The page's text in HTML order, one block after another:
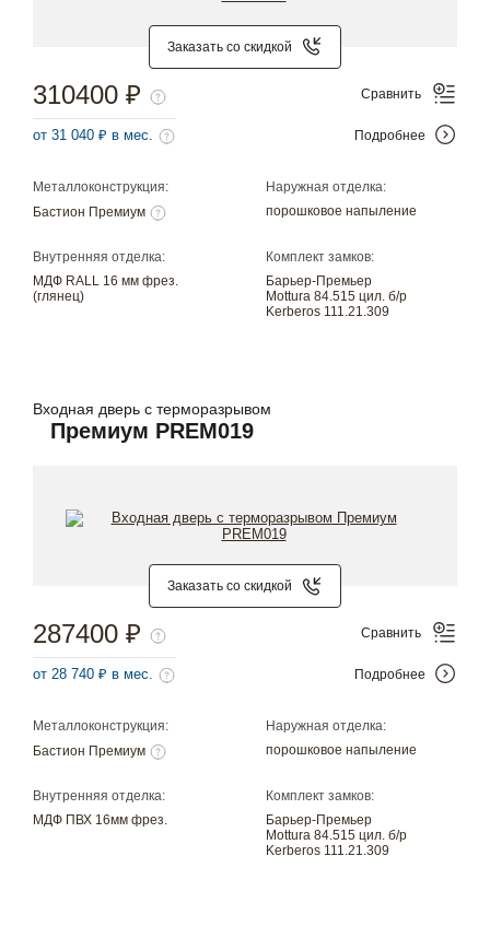
Заказать со скидкой
Металлоконструкция:
Бастион Премиум
Наружная отделка:
порошковое напыление
Внутренняя отделка:
МДФ RALL 16 мм фрез.
(глянец)
Комплект замков:
Барьер-Премьер
Mottura 84.515 цил. б/р
Kerberos 111.21.309
310400 ₽
от 31 040 ₽ в мес.
Сравнить
Подробнее
Входная дверь с терморазрывом
Премиум PREM019
Заказать со скидкой
Металлоконструкция:
Бастион Премиум
Наружная отделка:
порошковое напыление
Внутренняя отделка:
МДФ ПВХ 16мм фрез.
Комплект замков:
Барьер-Премьер
Mottura 84.515 цил. б/р
Kerberos 111.21.309
287400 ₽
от 28 740 ₽ в мес.
Сравнить
Подробнее